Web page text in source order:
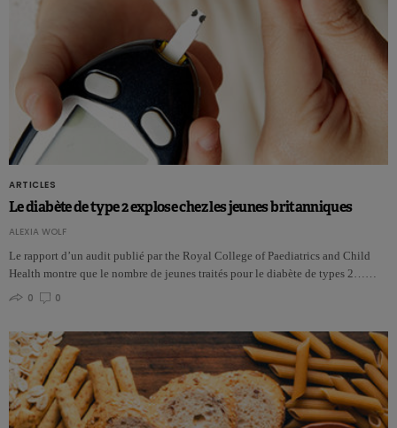
ARTICLES
Le diabète de type 2 explose chez les jeunes britanniques
ALEXIA WOLF
Le rapport d’un audit publié par the Royal College of Paediatrics and Child
Health montre que le nombre de jeunes traités pour le diabète de types 2……
0
0